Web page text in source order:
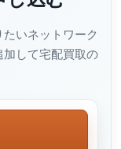
いネットワーク
して宅配買取の